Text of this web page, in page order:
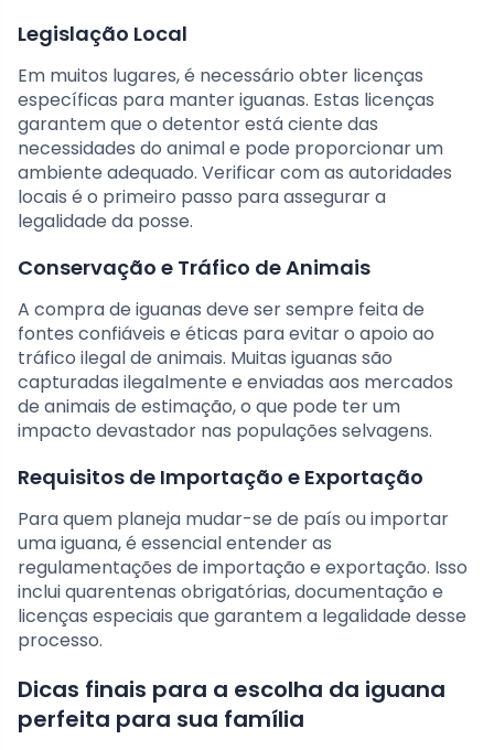
Legislação Local
Em muitos lugares, é necessário obter licenças
específicas para manter iguanas. Estas licenças
garantem que o detentor está ciente das
necessidades do animal e pode proporcionar um
ambiente adequado. Verificar com as autoridades
locais é o primeiro passo para assegurar a
legalidade da posse.
Conservação e Tráfico de Animais
A compra de iguanas deve ser sempre feita de
fontes confiáveis e éticas para evitar o apoio ao
tráfico ilegal de animais. Muitas iguanas são
capturadas ilegalmente e enviadas aos mercados
de animais de estimação, o que pode ter um
impacto devastador nas populações selvagens.
Requisitos de Importação e Exportação
Para quem planeja mudar-se de país ou importar
uma iguana, é essencial entender as
regulamentações de importação e exportação. Isso
inclui quarentenas obrigatórias, documentação e
licenças especiais que garantem a legalidade desse
processo.
Dicas finais para a escolha da iguana
perfeita para sua família